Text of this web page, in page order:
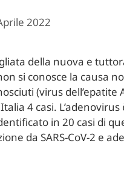
2022
della nuova e
si conosce la causa
(virus dell’epatite
4 casi.
in 20 casi di
da SARS-CoV-2 e